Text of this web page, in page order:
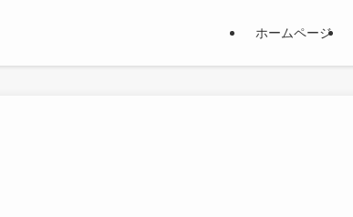
ホームページ